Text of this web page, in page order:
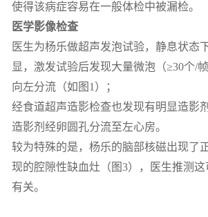
使得该病症容易在一般体检中被漏检。
医学影像检查
医生为杨乐做超声发泡试验，静息状态
显，激发试验后发现大量微泡（≥30个/
向左分流（如图1）；
经食道超声造影检查也发现有明显造影
造影剂经卵圆孔分流至左心房。
较为特殊的是，杨乐的脑部核磁出现了
现的腔隙性缺血灶（图3），医生推测这
有关。